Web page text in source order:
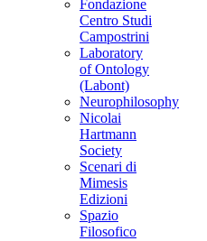
Fondazione
Centro Studi
Campostrini
Laboratory
of Ontology
(Labont)
Neurophilosophy
Nicolai
Hartmann
Society
Scenari di
Mimesis
Edizioni
Spazio
Filosofico